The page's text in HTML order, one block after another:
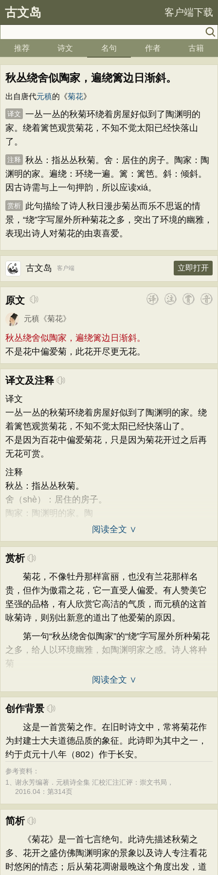
古文岛 客户端下载
推荐 诗文 名句 作者 古籍
秋丛绕舍似陶家，遍绕篱边日渐斜。
出自唐代元稹的《菊花》
译文
一丛一丛的秋菊环绕着房屋好似到了陶渊明的
家。绕着篱笆观赏菊花，不知不觉太阳已经快落山
了。
注释
秋丛：指丛丛秋菊。舍：居住的房子。陶家：陶
渊明的家。遍绕：环绕一遍。篱：篱笆。斜：倾斜。
因古诗需与上一句押韵，所以应读xiá。
赏析
此句描绘了诗人秋日漫步菊丛而乐不思返的情
景，“绕”字写屋外所种菊花之多，突出了环境的幽雅，
表现出诗人对菊花的由衷喜爱。
古文岛 客户端 立即打开
原文
元稹 《菊花》
秋丛绕舍似陶家，遍绕篱边日渐斜。
不是花中偏爱菊，此花开尽更无花。
译文及注释
译文
一丛一丛的秋菊环绕着房屋好似到了陶渊明的家。绕
着篱笆观赏菊花，不知不觉太阳已经快落山了。
不是因为百花中偏爱菊花，只是因为菊花开过之后再
无花可赏。
注释
秋丛：指丛丛秋菊。
舍（shè）：居住的房子。
陶家：陶渊明的家。陶
阅读全文 ∨
赏析
菊花，不像牡丹那样富丽，也没有兰花那样名
贵，但作为傲霜之花，它一直受人偏爱。有人赞美它
坚强的品格，有人欣赏它高洁的气质，而元稹的这首
咏菊诗，则别出新意的道出了他爱菊的原因。
第一句“秋丛绕舍似陶家”的“绕”字写屋外所种菊花
之多，给人以环境幽雅，如陶渊明家之感。诗人将种
菊
阅读全文 ∨
创作背景
这是一首赏菊之作。在旧时诗文中，常将菊花作
为封建士大夫道德品质的象征。此诗即为其中之一，
约于贞元十八年（802）作于长安。
参考资料：
1、谢永芳编著．元稹诗全集 汇校汇注汇评：崇文书局，
2016.04：第314页
简析
《菊花》是一首七言绝句。此诗先描述秋菊之
多、花开之盛仿佛陶渊明家的景象以及诗人专注看花
时悠闲的情态；后从菊花凋谢最晚这个角度出发，道